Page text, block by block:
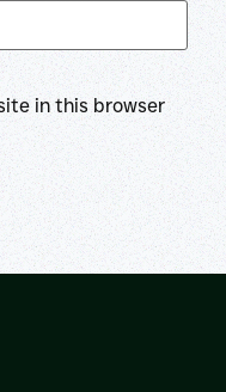
in this browser